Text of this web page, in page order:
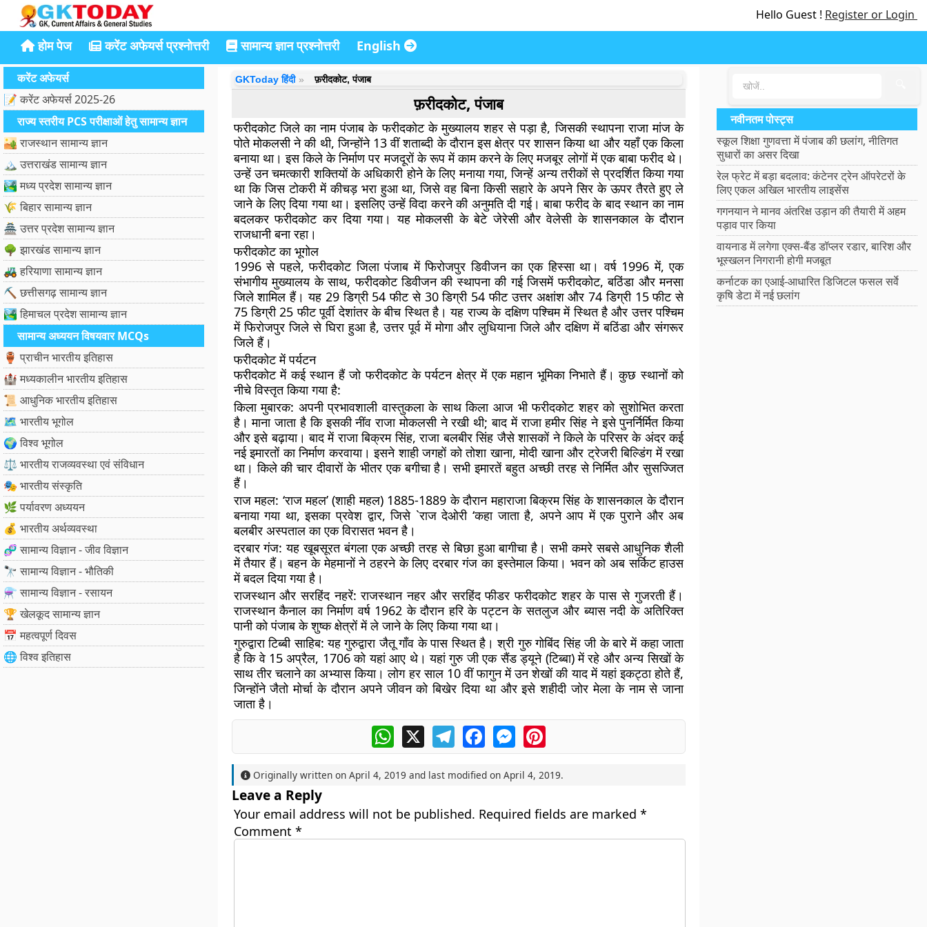
Hello Guest ! Register or Login
होम पेज करेंट अफेयर्स प्रश्नोत्तरी सामान्य ज्ञान प्रश्नोत्तरी English
करेंट अफेयर्स
📝 करेंट अफेयर्स 2025-26
राज्य स्तरीय PCS परीक्षाओं हेतु सामान्य ज्ञान
🏜️ राजस्थान सामान्य ज्ञान
🏔️ उत्तराखंड सामान्य ज्ञान
🏞️ मध्य प्रदेश सामान्य ज्ञान
🌾 बिहार सामान्य ज्ञान
🏯 उत्तर प्रदेश सामान्य ज्ञान
🌳 झारखंड सामान्य ज्ञान
🚜 हरियाणा सामान्य ज्ञान
⛏️ छत्तीसगढ़ सामान्य ज्ञान
🏞️ हिमाचल प्रदेश सामान्य ज्ञान
सामान्य अध्ययन विषयवार MCQs
🏺 प्राचीन भारतीय इतिहास
🏰 मध्यकालीन भारतीय इतिहास
📜 आधुनिक भारतीय इतिहास
🗺️ भारतीय भूगोल
🌍 विश्व भूगोल
⚖️ भारतीय राजव्यवस्था एवं संविधान
🎭 भारतीय संस्कृति
🌿 पर्यावरण अध्ययन
💰 भारतीय अर्थव्यवस्था
🧬 सामान्य विज्ञान - जीव विज्ञान
🔭 सामान्य विज्ञान - भौतिकी
⚗️ सामान्य विज्ञान - रसायन
🏆 खेलकूद सामान्य ज्ञान
📅 महत्वपूर्ण दिवस
🌐 विश्व इतिहास
GKToday हिंदी फ़रीदकोट, पंजाब
फ़रीदकोट, पंजाब
फरीदकोट जिले का नाम पंजाब के फरीदकोट के मुख्यालय शहर से पड़ा है, जिसकी स्थापना राजा मांज के
पोते मोकलसी ने की थी, जिन्होंने 13 वीं शताब्दी के दौरान इस क्षेत्र पर शासन किया था और यहाँ एक किला
बनाया था। इस किले के निर्माण पर मजदूरों के रूप में काम करने के लिए मजबूर लोगों में एक बाबा फरीद थे।
उन्हें उन चमत्कारी शक्तियों के अधिकारी होने के लिए मनाया गया, जिन्हें अन्य तरीकों से प्रदर्शित किया गया
था कि जिस टोकरी में कीचड़ भरा हुआ था, जिसे वह बिना किसी सहारे के अपने सिर के ऊपर तैरते हुए ले
जाने के लिए दिया गया था। इसलिए उन्हें विदा करने की अनुमति दी गई। बाबा फरीद के बाद स्थान का नाम
बदलकर फरीदकोट कर दिया गया। यह मोकलसी के बेटे जेरेसी और वेलेसी ​​के शासनकाल के दौरान
राजधानी बना रहा।
फरीदकोट का भूगोल
1996 से पहले, फरीदकोट जिला पंजाब में फिरोजपुर डिवीजन का एक हिस्सा था। वर्ष 1996 में, एक
संभागीय मुख्यालय के साथ, फरीदकोट डिवीजन की स्थापना की गई जिसमें फरीदकोट, बठिंडा और मनसा
जिले शामिल हैं। यह 29 डिग्री 54 फीट से 30 डिग्री 54 फीट उत्तर अक्षांश और 74 डिग्री 15 फीट से
75 डिग्री 25 फीट पूर्वी देशांतर के बीच स्थित है। यह राज्य के दक्षिण पश्चिम में स्थित है और उत्तर पश्चिम
में फिरोजपुर जिले से घिरा हुआ है, उत्तर पूर्व में मोगा और लुधियाना जिले और दक्षिण में बठिंडा और संगरूर
जिले हैं।
फरीदकोट में पर्यटन
फरीदकोट में कई स्थान हैं जो फरीदकोट के पर्यटन क्षेत्र में एक महान भूमिका निभाते हैं। कुछ स्थानों को
नीचे विस्तृत किया गया है:
किला मुबारक: अपनी प्रभावशाली वास्तुकला के साथ किला आज भी फरीदकोट शहर को सुशोभित करता
है। माना जाता है कि इसकी नींव राजा मोकलसी ने रखी थी; बाद में राजा हमीर सिंह ने इसे पुनर्निर्मित किया
और इसे बढ़ाया। बाद में राजा बिक्रम सिंह, राजा बलबीर सिंह जैसे शासकों ने किले के परिसर के अंदर कई
नई इमारतों का निर्माण करवाया। इसने शाही जगहों को तोशा खाना, मोदी खाना और ट्रेजरी बिल्डिंग में रखा
था। किले की चार दीवारों के भीतर एक बगीचा है। सभी इमारतें बहुत अच्छी तरह से निर्मित और सुसज्जित
हैं।
राज महल: ‘राज महल’ (शाही महल) 1885-1889 के दौरान महाराजा बिक्रम सिंह के शासनकाल के दौरान
बनाया गया था, इसका प्रवेश द्वार, जिसे `राज देओरी ‘कहा जाता है, अपने आप में एक पुराने और अब
बलबीर अस्पताल का एक विरासत भवन है।
दरबार गंज:यह खूबसूरत बंगला एक अच्छी तरह से बिछा हुआ बागीचा है। सभी कमरे सबसे आधुनिक शैली
में तैयार हैं। बहन के मेहमानों ने ठहरने के लिए दरबार गंज का इस्तेमाल किया। भवन को अब सर्किट हाउस
में बदल दिया गया है।
राजस्थान और सरहिंद नहरें: राजस्थान नहर और सरहिंद फीडर फरीदकोट शहर के पास से गुजरती हैं।
राजस्थान कैनाल का निर्माण वर्ष 1962 के दौरान हरि के पट्टन के सतलुज और ब्यास नदी के अतिरिक्त
पानी को पंजाब के शुष्क क्षेत्रों में ले जाने के लिए किया गया था।
गुरुद्वारा टिब्बी साहिब: यह गुरुद्वारा जैतू गाँव के पास स्थित है। श्री गुरु गोबिंद सिंह जी के बारे में कहा जाता
है कि वे 15 अप्रैल, 1706 को यहां आए थे। यहां गुरु जी एक सैंड ड्यूने (टिब्बा) में रहे और अन्य सिखों के
साथ तीर चलाने का अभ्यास किया। लोग हर साल 10 वीं फागुन में उन शेखों की याद में यहां इकट्ठा होते हैं,
जिन्होंने जैतो मोर्चा के दौरान अपने जीवन को बिखेर दिया था और इसे शहीदी जोर मेला के नाम से जाना
जाता है।
WhatsApp
X TelegramFacebookMessengerPinterest
Originally written on April 4, 2019 and last modified on April 4, 2019.
Leave a Reply
Your email address will not be published. Required fields are marked *
Comment *
नवीनतम पोस्ट्स
स्कूल शिक्षा गुणवत्ता में पंजाब की छलांग, नीतिगत
सुधारों का असर दिखा
रेल फ्रेट में बड़ा बदलाव: कंटेनर ट्रेन ऑपरेटरों के
लिए एकल अखिल भारतीय लाइसेंस
गगनयान ने मानव अंतरिक्ष उड़ान की तैयारी में अहम
पड़ाव पार किया
वायनाड में लगेगा एक्स-बैंड डॉप्लर रडार, बारिश और
भूस्खलन निगरानी होगी मजबूत
कर्नाटक का एआई-आधारित डिजिटल फसल सर्वे
कृषि डेटा में नई छलांग